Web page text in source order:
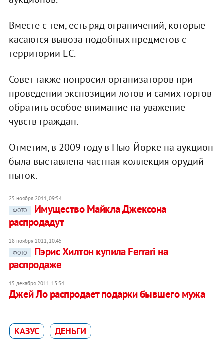
Вместе с тем, есть ряд ограничений, которые
касаются вывоза подобных предметов с
территории ЕС.
Совет также попросил организаторов при
проведении экспозиции лотов и самих торгов
обратить особое внимание на уважение
чувств граждан.
Отметим, в 2009 году в Нью-Йорке на аукцион
была выставлена частная коллекция орудий
пыток.
25 ноября 2011, 09:54
ФОТО
Имущество Майкла Джексона
распродадут
28 ноября 2011, 10:45
ФОТО
Пэрис Хилтон купила Ferrari на
распродаже
15 декабря 2011, 13:54
Джей Ло распродает подарки бывшего мужа
КАЗУС ДЕНЬГИ